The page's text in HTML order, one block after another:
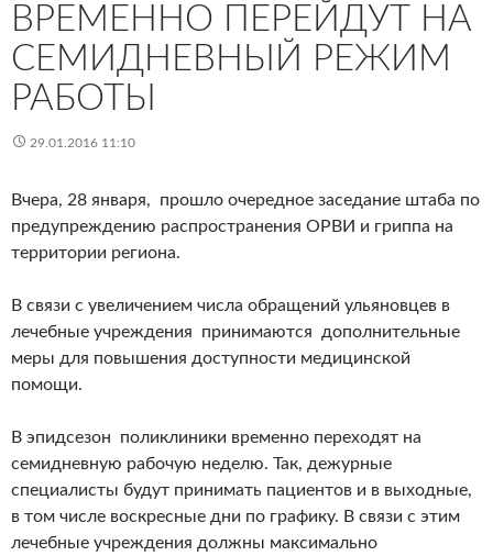
ВРЕМЕННО ПЕРЕЙДУТ НА
СЕМИДНЕВНЫЙ РЕЖИМ
РАБОТЫ
29.01.2016 11:10
Вчера, 28 января, прошло очередное заседание штаба по
предупреждению распространения ОРВИ и гриппа на
территории региона.
В связи с увеличением числа обращений ульяновцев в
лечебные учреждения принимаются дополнительные
меры для повышения доступности медицинской
помощи.
В эпидсезон поликлиники временно переходят на
семидневную рабочую неделю. Так, дежурные
специалисты будут принимать пациентов и в выходные,
в том числе воскресные дни по графику. В связи с этим
лечебные учреждения должны максимально